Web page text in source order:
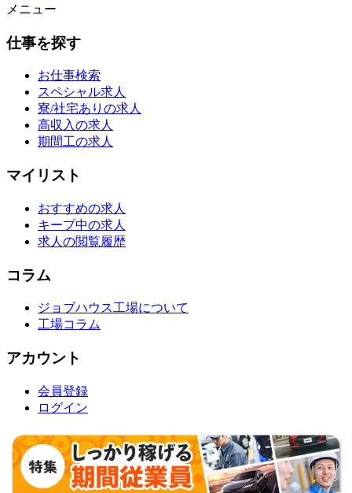
メニュー
仕事を探す
お仕事検索
スペシャル求人
寮/社宅ありの求人
高収入の求人
期間工の求人
マイリスト
おすすめの求人
キープ中の求人
求人の閲覧履歴
コラム
ジョブハウス工場について
工場コラム
アカウント
会員登録
ログイン